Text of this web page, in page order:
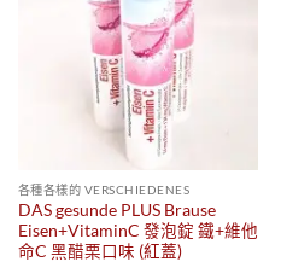
各種各樣的 VERSCHIEDENES
DAS gesunde PLUS Brause
Eisen+VitaminC 發泡錠 鐵+維他
命C 黑醋栗口味 (紅蓋)